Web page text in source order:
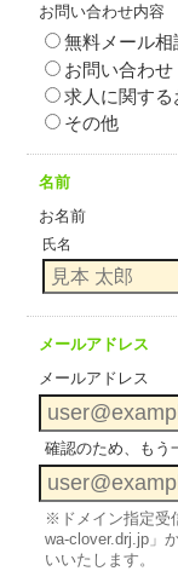
お問い合わせ内容
無料メール相
お問い合わせ
求人に関す
その他
名前
お名前
氏名
メールアドレス
メールアドレス
確認のため、もう
※ドメイン指定受
wa-clover.drj.jp」
いいたします。